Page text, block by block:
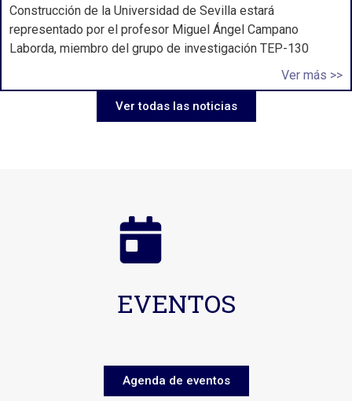
Construcción de la Universidad de Sevilla estará
representado por el profesor Miguel Ángel Campano
Laborda, miembro del grupo de investigación TEP-130
Ver más >>
Ver todas las noticias
EVENTOS
Agenda de eventos